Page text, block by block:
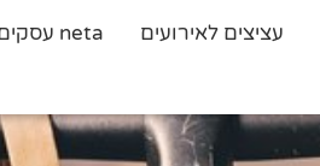
עציצים לאירועים neta עסקים